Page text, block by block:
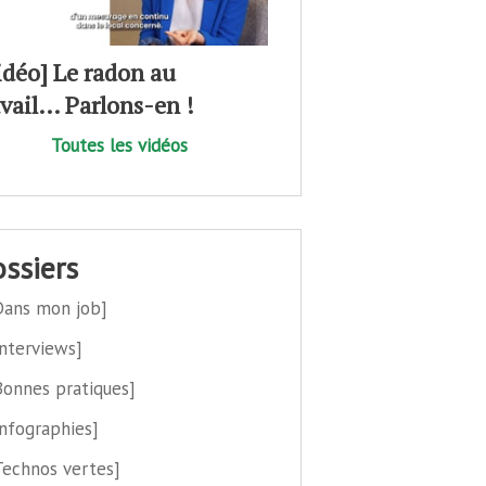
Le radon au
Parlons-en !
Toutes les vidéos
mon job]
pratiques]
vertes]